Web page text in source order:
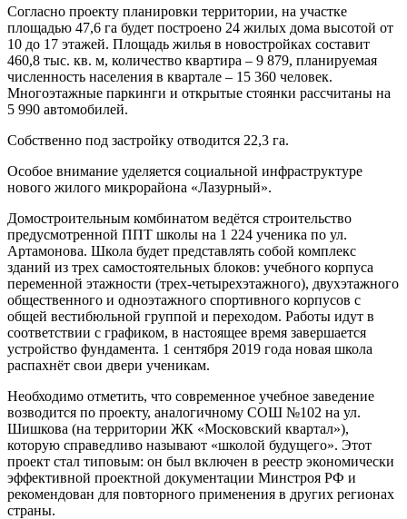
Согласно проекту планировки территории, на участке
площадью 47,6 га будет построено 24 жилых дома высотой от
10 до 17 этажей. Площадь жилья в новостройках составит
460,8 тыс. кв. м, количество квартира – 9 879, планируемая
численность населения в квартале – 15 360 человек.
Многоэтажные паркинги и открытые стоянки рассчитаны на
5 990 автомобилей.
Собственно под застройку отводится 22,3 га.
Особое внимание уделяется социальной инфраструктуре
нового жилого микрорайона «Лазурный».
Домостроительным комбинатом ведётся строительство
предусмотренной ППТ школы на 1 224 ученика по ул.
Артамонова. Школа будет представлять собой комплекс
зданий из трех самостоятельных блоков: учебного корпуса
переменной этажности (трех-четырехэтажного), двухэтажного
общественного и одноэтажного спортивного корпусов с
общей вестибюльной группой и переходом. Работы идут в
соответствии с графиком, в настоящее время завершается
устройство фундамента. 1 сентября 2019 года новая школа
распахнёт свои двери ученикам.
Необходимо отметить, что современное учебное заведение
возводится по проекту, аналогичному СОШ №102 на ул.
Шишкова (на территории ЖК «Московский квартал»),
которую справедливо называют «школой будущего». Этот
проект стал типовым: он был включен в реестр экономически
эффективной проектной документации Минстроя РФ и
рекомендован для повторного применения в других регионах
страны.